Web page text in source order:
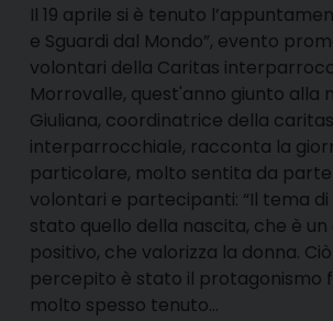
Il 19 aprile si è tenuto
e Sguardi dal Mondo”, evento
volontari della Caritas
Morrovalle, quest'anno giunto alla
Giuliana, coordinatrice della caritas
interparrocchiale, racconta la
particolare, molto sentita da
volontari e partecipanti: “Il tema di
stato quello della nascita, che è
positivo, che valorizza la donna.
percepito è stato il protagonismo
molto spesso tenuto…